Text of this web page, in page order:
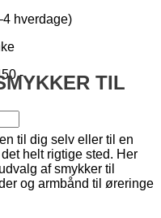
hverdage)
TIL
til dig selv eller til en
helt rigtige sted. Her
af smykker til
og armbånd til øreringe